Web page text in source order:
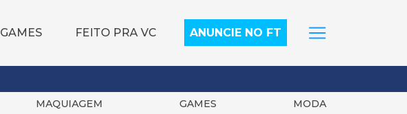
GAMES FEITO PRA VC ANUNCIE NO FT
MAQUIAGEM GAMES MODA